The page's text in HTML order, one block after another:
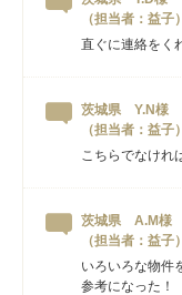
（担当者：益子）
直ぐに連絡をく
茨城県 Y.N様
（担当者：益子）
こちらでなけれ
茨城県 A.M様
（担当者：益子）
いろいろな物件
参考になった！